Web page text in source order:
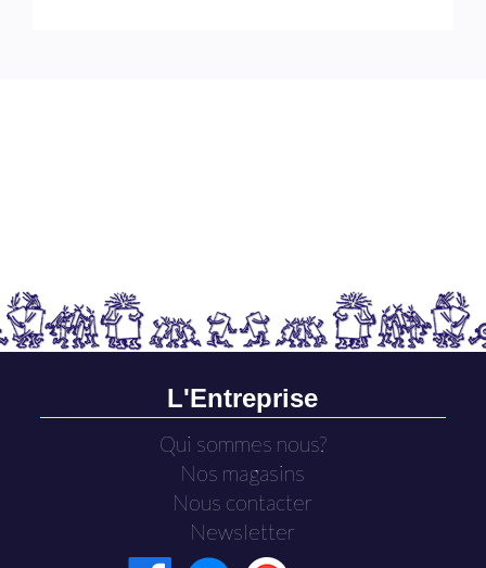
L'Entreprise
Qui sommes nous?
Nos magasins
Nous contacter
Newsletter